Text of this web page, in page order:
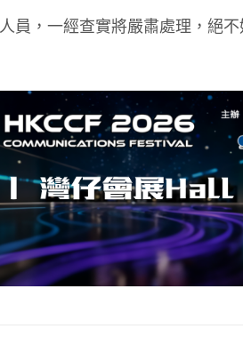
員，一經查實將嚴肅處理，絕不